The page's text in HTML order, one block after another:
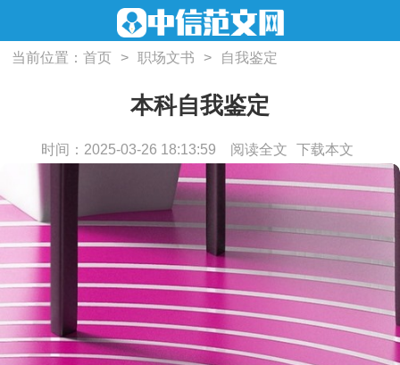
当前位置：首页 > 职场文书 > 自我鉴定
本科自我鉴定
时间：2025-03-26 18:13:59 阅读全文 下载本文